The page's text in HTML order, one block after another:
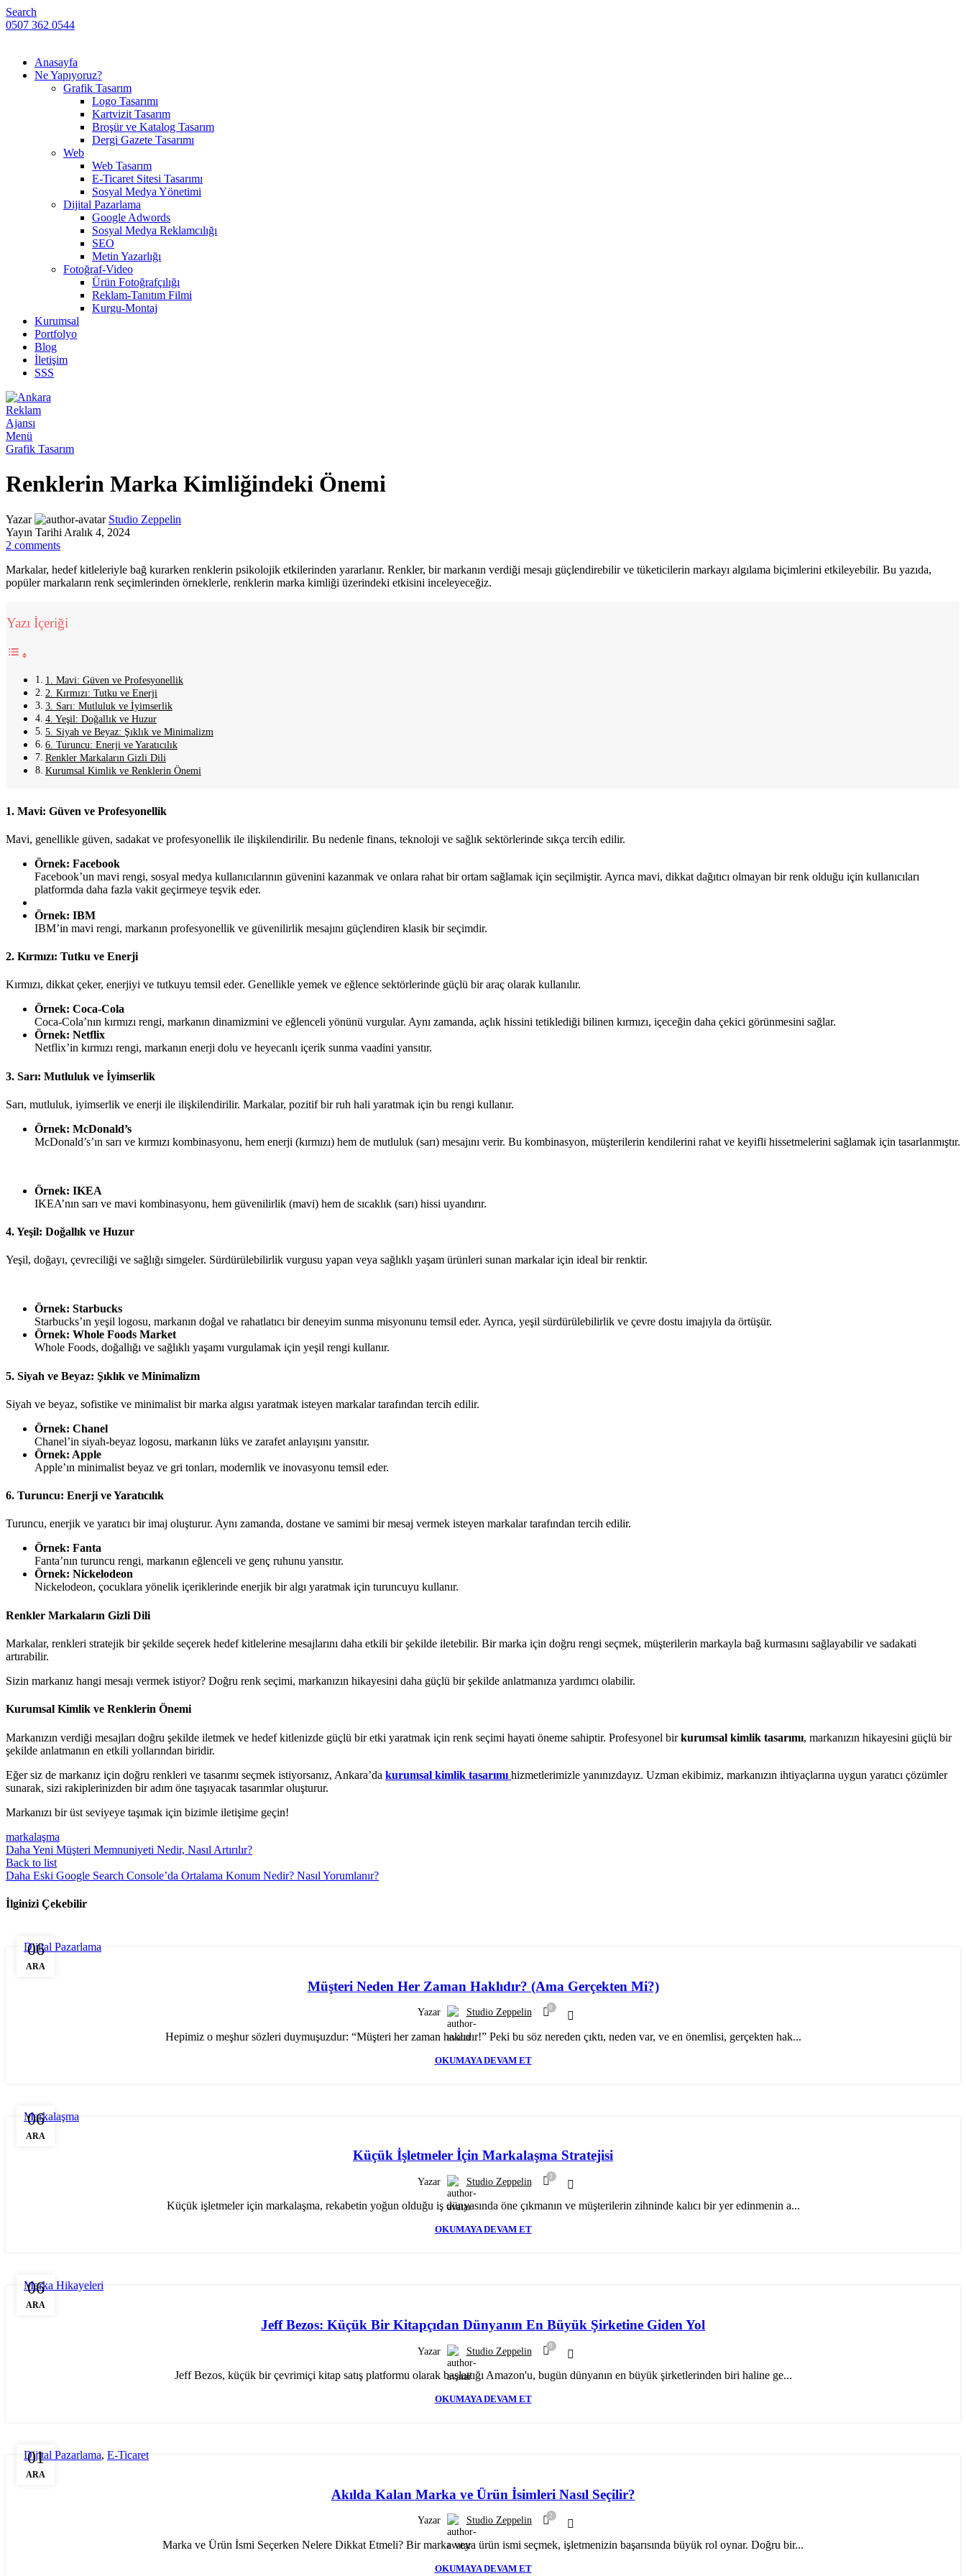
Search
0507 362 0544
Anasayfa
Ne Yapıyoruz?
Grafik Tasarım
Logo Tasarımı
Kartvizit Tasarım
Broşür ve Katalog Tasarım
Dergi Gazete Tasarımı
Web
Web Tasarım
E-Ticaret Sitesi Tasarımı
Sosyal Medya Yönetimi
Dijital Pazarlama
Google Adwords
Sosyal Medya Reklamcılığı
SEO
Metin Yazarlığı
Fotoğraf-Video
Ürün Fotoğrafçılığı
Reklam-Tanıtım Filmi
Kurgu-Montaj
Kurumsal
Portfolyo
Blog
İletişim
SSS
Menü
Grafik Tasarım
Renklerin Marka Kimliğindeki Önemi
Yazar
Studio Zeppelin
Yayın Tarihi Aralık 4, 2024
2 comments
Markalar, hedef kitleleriyle bağ kurarken renklerin psikolojik etkilerinden yararlanır. Renkler, bir markanın verdiği mesajı güçlendirebilir ve tüketicilerin markayı algılama biçimlerini etkileyebilir. Bu yazıda,
popüler markaların renk seçimlerinden örneklerle, renklerin marka kimliği üzerindeki etkisini inceleyeceğiz.
Yazı İçeriği
1. Mavi: Güven ve Profesyonellik
2. Kırmızı: Tutku ve Enerji
3. Sarı: Mutluluk ve İyimserlik
4. Yeşil: Doğallık ve Huzur
5. Siyah ve Beyaz: Şıklık ve Minimalizm
6. Turuncu: Enerji ve Yaratıcılık
Renkler Markaların Gizli Dili
Kurumsal Kimlik ve Renklerin Önemi
1. Mavi: Güven ve Profesyonellik
Mavi, genellikle güven, sadakat ve profesyonellik ile ilişkilendirilir. Bu nedenle finans, teknoloji ve sağlık sektörlerinde sıkça tercih edilir.
Örnek: Facebook
Facebook’un mavi rengi, sosyal medya kullanıcılarının güvenini kazanmak ve onlara rahat bir ortam sağlamak için seçilmiştir. Ayrıca mavi, dikkat dağıtıcı olmayan bir renk olduğu için kullanıcıları
platformda daha fazla vakit geçirmeye teşvik eder.
Örnek: IBM
IBM’in mavi rengi, markanın profesyonellik ve güvenilirlik mesajını güçlendiren klasik bir seçimdir.
2. Kırmızı: Tutku ve Enerji
Kırmızı, dikkat çeker, enerjiyi ve tutkuyu temsil eder. Genellikle yemek ve eğlence sektörlerinde güçlü bir araç olarak kullanılır.
Örnek: Coca-Cola
Coca-Cola’nın kırmızı rengi, markanın dinamizmini ve eğlenceli yönünü vurgular. Aynı zamanda, açlık hissini tetiklediği bilinen kırmızı, içeceğin daha çekici görünmesini sağlar.
Örnek: Netflix
Netflix’in kırmızı rengi, markanın enerji dolu ve heyecanlı içerik sunma vaadini yansıtır.
3. Sarı: Mutluluk ve İyimserlik
Sarı, mutluluk, iyimserlik ve enerji ile ilişkilendirilir. Markalar, pozitif bir ruh hali yaratmak için bu rengi kullanır.
Örnek: McDonald’s
McDonald’s’ın sarı ve kırmızı kombinasyonu, hem enerji (kırmızı) hem de mutluluk (sarı) mesajını verir. Bu kombinasyon, müşterilerin kendilerini rahat ve keyifli hissetmelerini sağlamak için tasarlanmıştır.
Örnek: IKEA
IKEA’nın sarı ve mavi kombinasyonu, hem güvenilirlik (mavi) hem de sıcaklık (sarı) hissi uyandırır.
4. Yeşil: Doğallık ve Huzur
Yeşil, doğayı, çevreciliği ve sağlığı simgeler. Sürdürülebilirlik vurgusu yapan veya sağlıklı yaşam ürünleri sunan markalar için ideal bir renktir.
Örnek: Starbucks
Starbucks’ın yeşil logosu, markanın doğal ve rahatlatıcı bir deneyim sunma misyonunu temsil eder. Ayrıca, yeşil sürdürülebilirlik ve çevre dostu imajıyla da örtüşür.
Örnek: Whole Foods Market
Whole Foods, doğallığı ve sağlıklı yaşamı vurgulamak için yeşil rengi kullanır.
5. Siyah ve Beyaz: Şıklık ve Minimalizm
Siyah ve beyaz, sofistike ve minimalist bir marka algısı yaratmak isteyen markalar tarafından tercih edilir.
Örnek: Chanel
Chanel’in siyah-beyaz logosu, markanın lüks ve zarafet anlayışını yansıtır.
Örnek: Apple
Apple’ın minimalist beyaz ve gri tonları, modernlik ve inovasyonu temsil eder.
6. Turuncu: Enerji ve Yaratıcılık
Turuncu, enerjik ve yaratıcı bir imaj oluşturur. Aynı zamanda, dostane ve samimi bir mesaj vermek isteyen markalar tarafından tercih edilir.
Örnek: Fanta
Fanta’nın turuncu rengi, markanın eğlenceli ve genç ruhunu yansıtır.
Örnek: Nickelodeon
Nickelodeon, çocuklara yönelik içeriklerinde enerjik bir algı yaratmak için turuncuyu kullanır.
Renkler Markaların Gizli Dili
Markalar, renkleri stratejik bir şekilde seçerek hedef kitlelerine mesajlarını daha etkili bir şekilde iletebilir. Bir marka için doğru rengi seçmek, müşterilerin markayla bağ kurmasını sağlayabilir ve sadakati
artırabilir.
Sizin markanız hangi mesajı vermek istiyor? Doğru renk seçimi, markanızın hikayesini daha güçlü bir şekilde anlatmanıza yardımcı olabilir.
Kurumsal Kimlik ve Renklerin Önemi
Markanızın verdiği mesajları doğru şekilde iletmek ve hedef kitlenizde güçlü bir etki yaratmak için renk seçimi hayati öneme sahiptir. Profesyonel birkurumsal kimlik tasarımı, markanızın hikayesini güçlü bir
şekilde anlatmanın en etkili yollarından biridir.
Eğer siz de markanız için doğru renkleri ve tasarımı seçmek istiyorsanız, Ankara’da kurumsal kimlik tasarımı hizmetlerimizle yanınızdayız. Uzman ekibimiz, markanızın ihtiyaçlarına uygun yaratıcı çözümler
sunarak, sizi rakiplerinizden bir adım öne taşıyacak tasarımlar oluşturur.
Markanızı bir üst seviyeye taşımak için bizimle iletişime geçin!
markalaşma
Daha Yeni Müşteri Memnuniyeti Nedir, Nasıl Artırılır?
Back to list
Daha Eski Google Search Console’da Ortalama Konum Nedir? Nasıl Yorumlanır?
İlginizi Çekebilir
06
ARA
Dijital Pazarlama
Müşteri Neden Her Zaman Haklıdır? (Ama Gerçekten Mi?)
Yazar Studio Zeppelin 0
Hepimiz o meşhur sözleri duymuşuzdur: “Müşteri her zaman haklıdır!” Peki bu söz nereden çıktı, neden var, ve en önemlisi, gerçekten hak...
OKUMAYA DEVAM ET
06
ARA
Markalaşma
Küçük İşletmeler İçin Markalaşma Stratejisi
Yazar Studio Zeppelin 3
Küçük işletmeler için markalaşma, rekabetin yoğun olduğu iş dünyasında öne çıkmanın ve müşterilerin zihninde kalıcı bir yer edinmenin a...
OKUMAYA DEVAM ET
06
ARA
Marka Hikayeleri
Jeff Bezos: Küçük Bir Kitapçıdan Dünyanın En Büyük Şirketine Giden Yol
Yazar Studio Zeppelin 0
Jeff Bezos, küçük bir çevrimiçi kitap satış platformu olarak başlattığı Amazon'u, bugün dünyanın en büyük şirketlerinden biri haline ge...
OKUMAYA DEVAM ET
01
ARA
Dijital Pazarlama, E-Ticaret
Akılda Kalan Marka ve Ürün İsimleri Nasıl Seçilir?
Yazar Studio Zeppelin 2
Marka ve Ürün İsmi Seçerken Nelere Dikkat Etmeli? Bir marka veya ürün ismi seçmek, işletmenizin başarısında büyük rol oynar. Doğru bir...
OKUMAYA DEVAM ET